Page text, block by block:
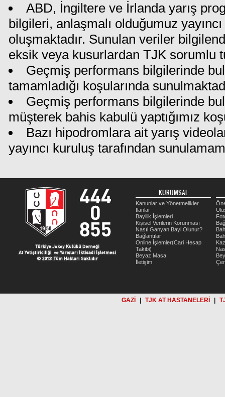
ABD, İngiltere ve İrlanda yarış
bilgileri, anlaşmalı olduğumuz
oluşmaktadır. Sunulan veriler
eksik veya kusurlardan TJK sorumlu
Geçmiş performans bilgilerinde
tamamladığı koşularında
Geçmiş performans bilgilerinde
müşterek bahis kabulü yaptığımız
Bazı hipodromlara ait yarış
yayıncı kuruluş tarafından
KURUMSAL
Kanunlar ve Yönetmelikler
İlanlar
Bayilik İşlemleri
Kişisel Verilerin Korunması
Nasıl Ganyan Bayi Olunur?
Bağlantılar
Online İşlemler(Cari Hesap
Takibi)
Beyaz Masa
İletişim
GAZİ TJK AT HASTANELERİ